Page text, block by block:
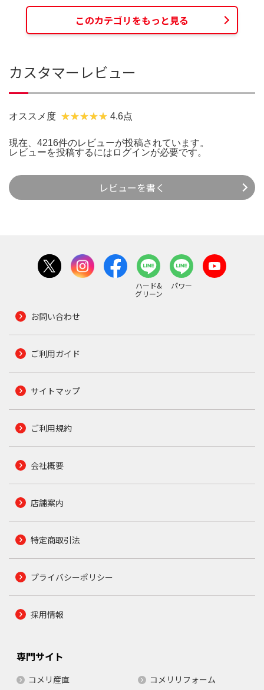
このカテゴリをもっと見る
カスタマーレビュー
オススメ度 4.6点
現在、4216件のレビューが投稿されています。
レビューを投稿するには ログインが必要です。
レビューを書く
ハード&
グリーン
パワー
お問い合わせ
ご利用ガイド
サイトマップ
ご利用規約
会社概要
店舗案内
特定商取引法
プライバシーポリシー
採用情報
専門サイト
コメリ産直 コメリリフォーム